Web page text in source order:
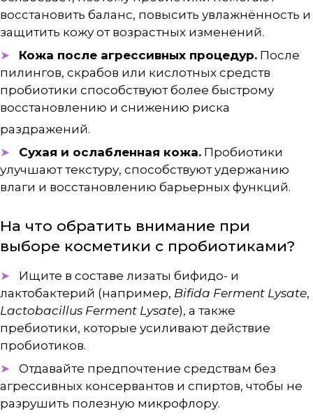
восстановить баланс, повысить увлажнённость и
защитить кожу от возрастных изменений.
Кожа после агрессивных процедур. После
пилингов, скрабов или кислотных средств
пробиотики способствуют более быстрому
восстановлению и снижению риска
раздражений.
Сухая и ослабленная кожа. Пробиотики
улучшают текстуру, способствуют удержанию
влаги и восстановлению барьерных функций.
На что обратить внимание при
выборе косметики с пробиотиками?
Ищите в составе лизаты бифидо- и
лактобактерий (например, Bifida Ferment Lysate,
Lactobacillus Ferment Lysate), а также
пребиотики, которые усиливают действие
пробиотиков.
Отдавайте предпочтение средствам без
агрессивных консервантов и спиртов, чтобы не
разрушить полезную микрофлору.